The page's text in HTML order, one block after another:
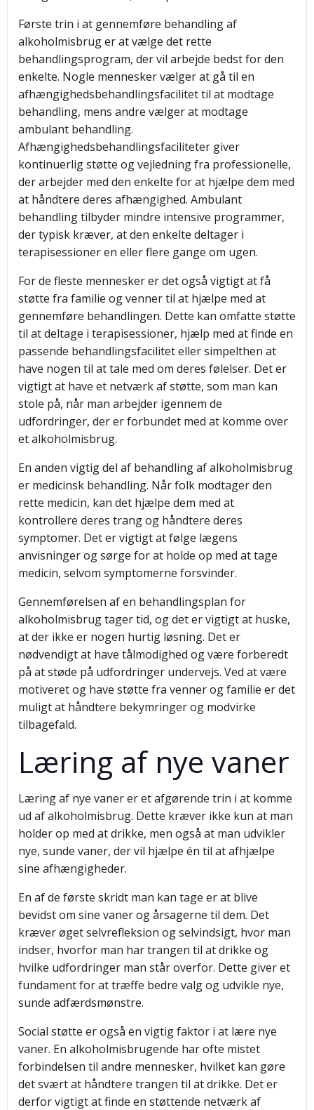
Første trin i at gennemføre behandling af
alkoholmisbrug er at vælge det rette
behandlingsprogram, der vil arbejde bedst for den
enkelte. Nogle mennesker vælger at gå til en
afhængighedsbehandlingsfacilitet til at modtage
behandling, mens andre vælger at modtage
ambulant behandling.
Afhængighedsbehandlingsfaciliteter giver
kontinuerlig støtte og vejledning fra professionelle,
der arbejder med den enkelte for at hjælpe dem med
at håndtere deres afhængighed. Ambulant
behandling tilbyder mindre intensive programmer,
der typisk kræver, at den enkelte deltager i
terapisessioner en eller flere gange om ugen.
For de fleste mennesker er det også vigtigt at få
støtte fra familie og venner til at hjælpe med at
gennemføre behandlingen. Dette kan omfatte støtte
til at deltage i terapisessioner, hjælp med at finde en
passende behandlingsfacilitet eller simpelthen at
have nogen til at tale med om deres følelser. Det er
vigtigt at have et netværk af støtte, som man kan
stole på, når man arbejder igennem de
udfordringer, der er forbundet med at komme over
et alkoholmisbrug.
En anden vigtig del af behandling af alkoholmisbrug
er medicinsk behandling. Når folk modtager den
rette medicin, kan det hjælpe dem med at
kontrollere deres trang og håndtere deres
symptomer. Det er vigtigt at følge lægens
anvisninger og sørge for at holde op med at tage
medicin, selvom symptomerne forsvinder.
Gennemførelsen af en behandlingsplan for
alkoholmisbrug tager tid, og det er vigtigt at huske,
at der ikke er nogen hurtig løsning. Det er
nødvendigt at have tålmodighed og være forberedt
på at støde på udfordringer undervejs. Ved at være
motiveret og have støtte fra venner og familie er det
muligt at håndtere bekymringer og modvirke
tilbagefald.
Læring af nye vaner
Læring af nye vaner er et afgørende trin i at komme
ud af alkoholmisbrug. Dette kræver ikke kun at man
holder op med at drikke, men også at man udvikler
nye, sunde vaner, der vil hjælpe én til at afhjælpe
sine afhængigheder.
En af de første skridt man kan tage er at blive
bevidst om sine vaner og årsagerne til dem. Det
kræver øget selvrefleksion og selvindsigt, hvor man
indser, hvorfor man har trangen til at drikke og
hvilke udfordringer man står overfor. Dette giver et
fundament for at træffe bedre valg og udvikle nye,
sunde adfærdsmønstre.
Social støtte er også en vigtig faktor i at lære nye
vaner. En alkoholmisbrugende har ofte mistet
forbindelsen til andre mennesker, hvilket kan gøre
det svært at håndtere trangen til at drikke. Det er
derfor vigtigt at finde en støttende netværk af